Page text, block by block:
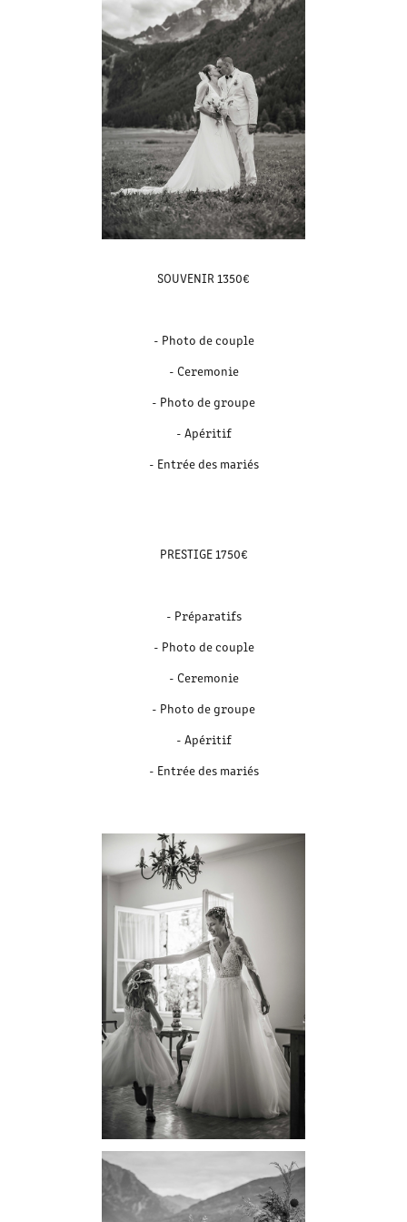
SOUVENIR 1350€
- Photo de couple
- Ceremonie
- Photo de groupe
- Apéritif
- Entrée des mariés
PRESTIGE 1750€
- Préparatifs
- Photo de couple
- Ceremonie
- Photo de groupe
- Apéritif
- Entrée des mariés